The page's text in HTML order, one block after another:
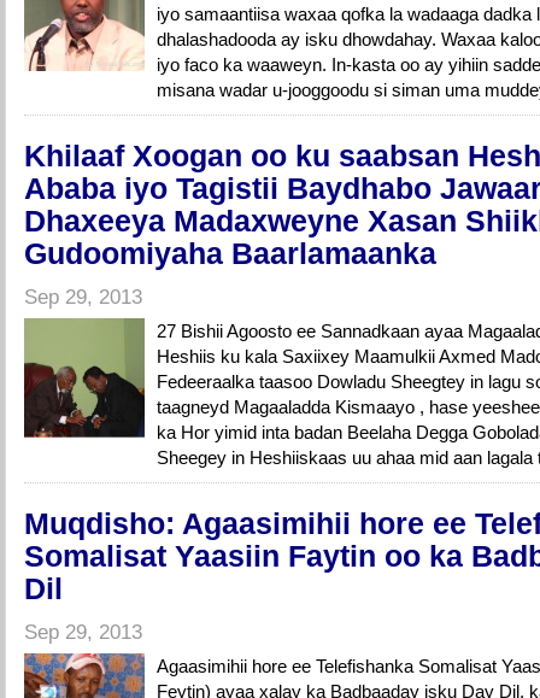
iyo samaantiisa waxaa qofka la wadaaga dadka
dhalashadooda ay isku dhowdahay. Waxaa
iyo faco ka waaweyn. In-kasta oo ay yihiin
misana wadar u-jooggoodu si siman uma
Khilaaf Xoogan oo ku saabsan
Ababa iyo Tagistii Baydhabo
Dhaxeeya Madaxweyne Xasan
Gudoomiyaha Baarlamaanka
Sep 29, 2013
27 Bishii Agoosto ee Sannadkaan ayaa
Heshiis ku kala Saxiixey Maamulkii Axmed
Fedeeraalka taasoo Dowladu Sheegtey in lagu
taagneyd Magaaladda Kismaayo , hase
ka Hor yimid inta badan Beelaha Degga
Sheegey in Heshiiskaas uu ahaa mid aan
Muqdisho: Agaasimihii hore ee
Somalisat Yaasiin Faytin oo ka
Dil
Sep 29, 2013
Agaasimihii hore ee Telefishanka Somalisat
Feytin) ayaa xalay ka Badbaaday isku Day Dil,